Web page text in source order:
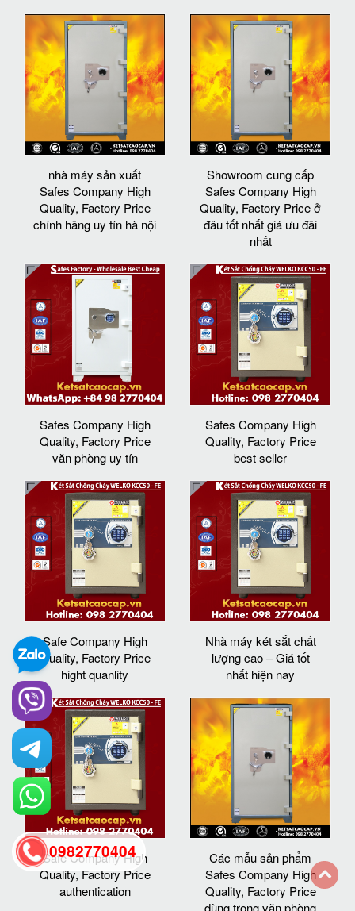
nhà máy sản xuất
Safes Company High
Quality, Factory Price
chính hãng uy tín hà nội
Showroom cung cấp
Safes Company High
Quality, Factory Price ở
đâu tốt nhất giá ưu đãi
nhất
Safes Company High
Quality, Factory Price
văn phòng uy tín
Safes Company High
Quality, Factory Price
best seller
Safe Company High
Quality, Factory Price
hight quanlity
Nhà máy két sắt chất
lượng cao – Giá tốt
nhất hiện nay
Safe Company High
Quality, Factory Price
authentication
Các mẫu sản phẩm
Safes Company High
Quality, Factory Price
dùng trong văn phòng
0982770404
back